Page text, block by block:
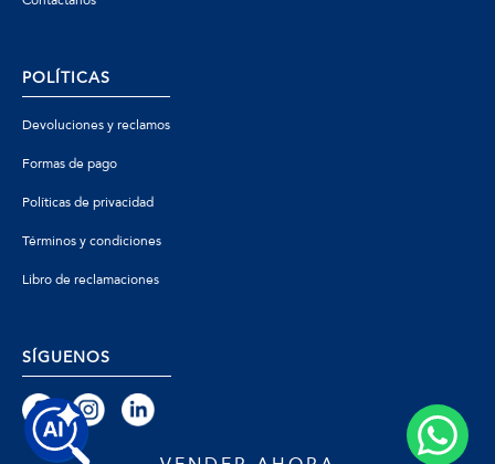
POLÍTICAS
Devoluciones y reclamos
Formas de pago
Políticas de privacidad
Términos y condiciones
Libro de reclamaciones
SÍGUENOS